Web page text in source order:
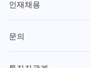
인재채용
문의